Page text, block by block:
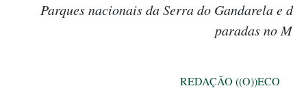
Parques nacionais da Serra do Gandarela e
paradas no
REDAÇÃO ((O))ECO